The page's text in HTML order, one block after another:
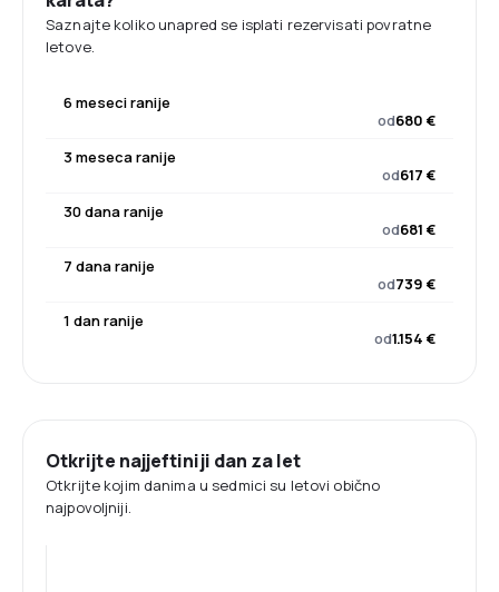
Saznajte koliko unapred se isplati rezervisati povratne
letove.
6 meseci ranije
od680 €
3 meseca ranije
od617 €
30 dana ranije
od681 €
7 dana ranije
od739 €
1 dan ranije
od1.154 €
Otkrijte najjeftiniji dan za let
Otkrijte kojim danima u sedmici su letovi obično
najpovoljniji.